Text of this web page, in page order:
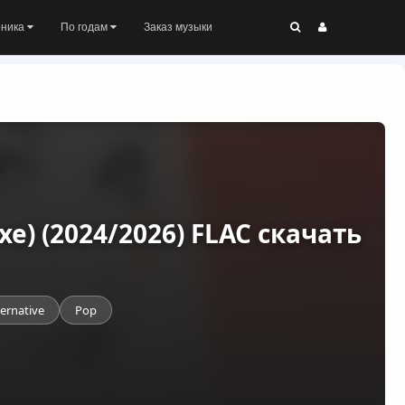
По годам Заказ музыки
(2024/2026) FLAC скачать
Pop